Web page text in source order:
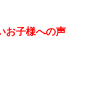
お子様への声